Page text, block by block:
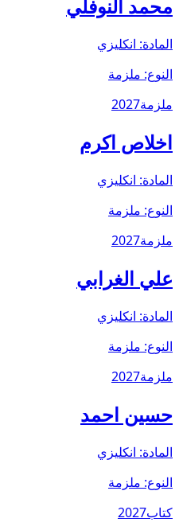
محمد النوفلي
المادة: انكليزي
النوع: ملزمة
ملزمة2027
اخلاص اكرم
المادة: انكليزي
النوع: ملزمة
ملزمة2027
علي الغرابي
المادة: انكليزي
النوع: ملزمة
ملزمة2027
حسين احمد
المادة: انكليزي
النوع: ملزمة
كتاب2027